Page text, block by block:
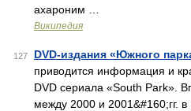
ахароним …
Википедия
127 DVD-издания «Южного
приводится информация и
DVD сериала «South Park».
между 2000 и 2001&#160;гг.